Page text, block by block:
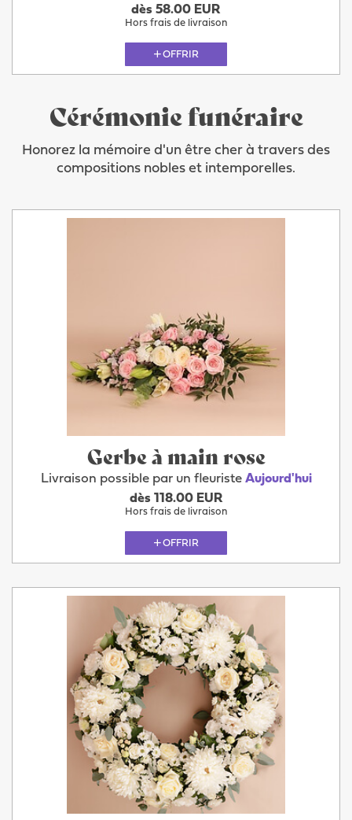
dès 58.00 EUR
Hors frais de livraison
OFFRIR
Cérémonie funéraire
Honorez la mémoire d'un être cher à travers des
compositions nobles et intemporelles.
Gerbe à main rose
Livraison possible par un fleuriste Aujourd'hui
dès 118.00 EUR
Hors frais de livraison
OFFRIR